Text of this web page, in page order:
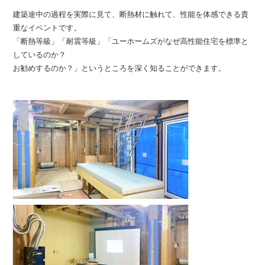
建築途中の過程を実際に見て、断熱材に触れて、性能を体感できる貴
重なイベントです。
「断熱等級」「耐震等級」「ユーホームズがなぜ高性能住宅を標準と
しているのか？
お勧めするのか？」というところを深く知ることができます。